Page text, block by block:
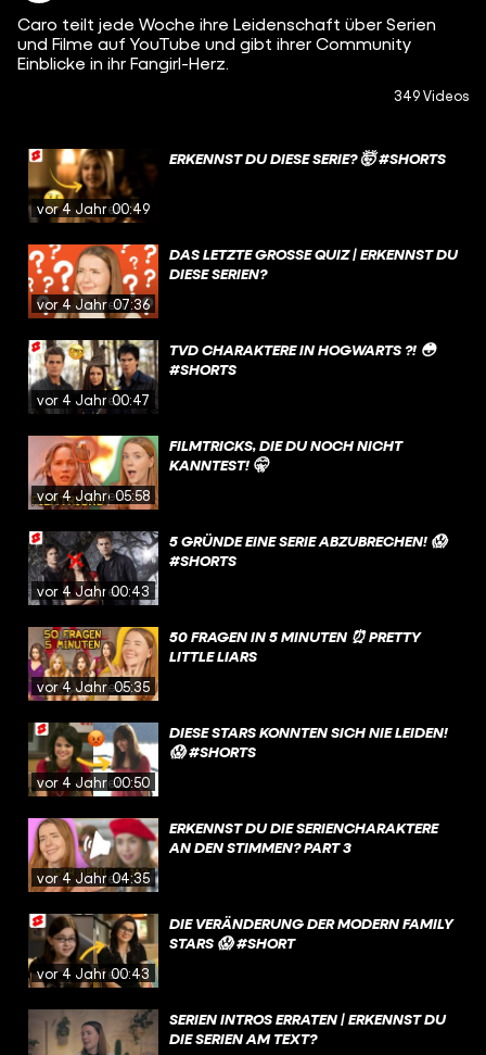
Caro teilt jede Woche ihre Leidenschaft über Serien
und Filme auf YouTube und gibt ihrer Community
Einblicke in ihr Fangirl-Herz.
349 Videos
vor 4 Jahren00:49
ERKENNST DU DIESE SERIE? 🤯 #SHORTS
vor 4 Jahren07:36
DAS LETZTE GROSSE QUIZ | ERKENNST DU D
IESE SERIEN?
vor 4 Jahren00:47
TVD CHARAKTERE IN HOGWARTS ?! 😳
#SHORTS
vor 4 Jahren05:58
FILMTRICKS, DIE DU NOCH NICHT
KANNTEST! 🤫
vor 4 Jahren00:43
5 GRÜNDE EINE SERIE ABZUBRECHEN! 😱
#SHORTS
vor 4 Jahren05:35
50 FRAGEN IN 5 MINUTEN ⏰ PRETTY
LITTLE LIARS
vor 4 Jahren00:50
DIESE STARS KONNTEN SICH NIE LEIDEN!
😱 #SHORTS
vor 4 Jahren04:35
ERKENNST DU DIE SERIENCHARAKTERE
AN DEN STIMMEN? PART 3
vor 4 Jahren00:43
DIE VERÄNDERUNG DER MODERN FAMILY
STARS 😱 #SHORT
SERIEN INTROS ERRATEN | ERKENNST DU
DIE SERIEN AM TEXT?